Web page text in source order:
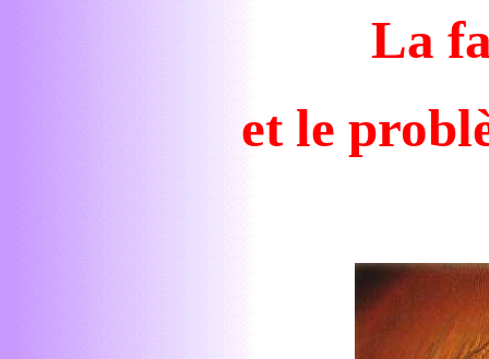
La
et le